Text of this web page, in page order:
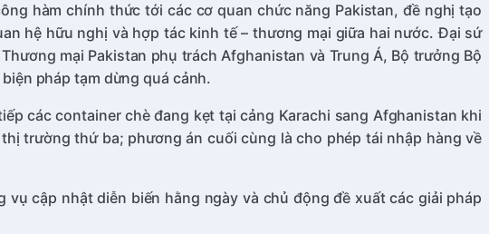
hàm chính thức tới các cơ quan chức năng Pakistan, đề nghị tạo
hệ hữu nghị và hợp tác kinh tế – thương mại giữa hai nước. Đại sứ
mại Pakistan phụ trách Afghanistan và Trung Á, Bộ trưởng Bộ
pháp tạm dừng quá cảnh.
các container chè đang kẹt tại cảng Karachi sang Afghanistan khi
trường thứ ba; phương án cuối cùng là cho phép tái nhập hàng về
cập nhật diễn biến hằng ngày và chủ động đề xuất các giải pháp